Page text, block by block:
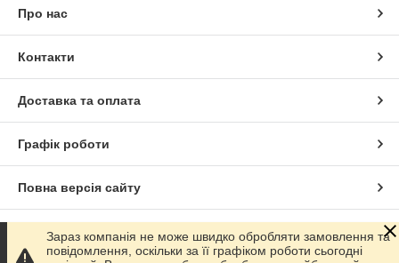
Про нас
Контакти
Доставка та оплата
Графік роботи
Повна версія сайту
Сайт створено на маркетплейсі Prom.ua
Зараз компанія не може швидко обробляти замовлення та
повідомлення, оскільки за її графіком роботи сьогодні